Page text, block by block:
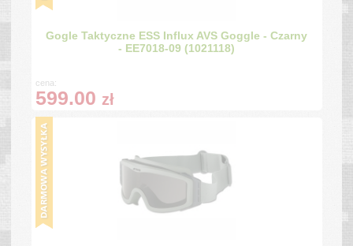
Gogle Taktyczne ESS Influx AVS Goggle - Czarny
- EE7018-09 (1021118)
cena:
599.00 zł